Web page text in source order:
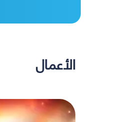
الأعمال